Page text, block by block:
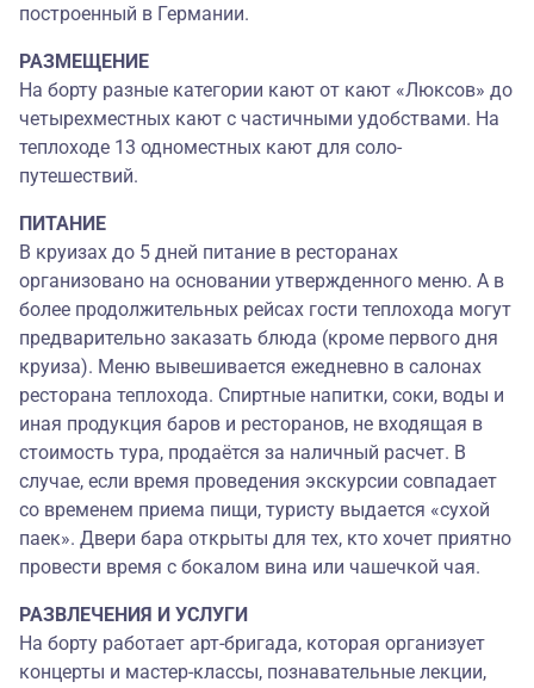
построенный в Германии.
РАЗМЕЩЕНИЕ
На борту разные категории кают от кают «Люксов» до
четырехместных кают с частичными удобствами. На
теплоходе 13 одноместных кают для соло-
путешествий.
ПИТАНИЕ
В круизах до 5 дней питание в ресторанах
организовано на основании утвержденного меню. А в
более продолжительных рейсах гости теплохода могут
предварительно заказать блюда (кроме первого дня
круиза). Меню вывешивается ежедневно в салонах
ресторана теплохода. Спиртные напитки, соки, воды и
иная продукция баров и ресторанов, не входящая в
стоимость тура, продаётся за наличный расчет. В
случае, если время проведения экскурсии совпадает
со временем приема пищи, туристу выдается «сухой
паек». Двери бара открыты для тех, кто хочет приятно
провести время с бокалом вина или чашечкой чая.
РАЗВЛЕЧЕНИЯ И УСЛУГИ
На борту работает арт-бригада, которая организует
концерты и мастер-классы, познавательные лекции,